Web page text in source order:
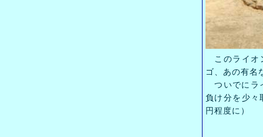
このライオ
ゴ、あの有名
ついでにラ
負け分を少々
円程度に）